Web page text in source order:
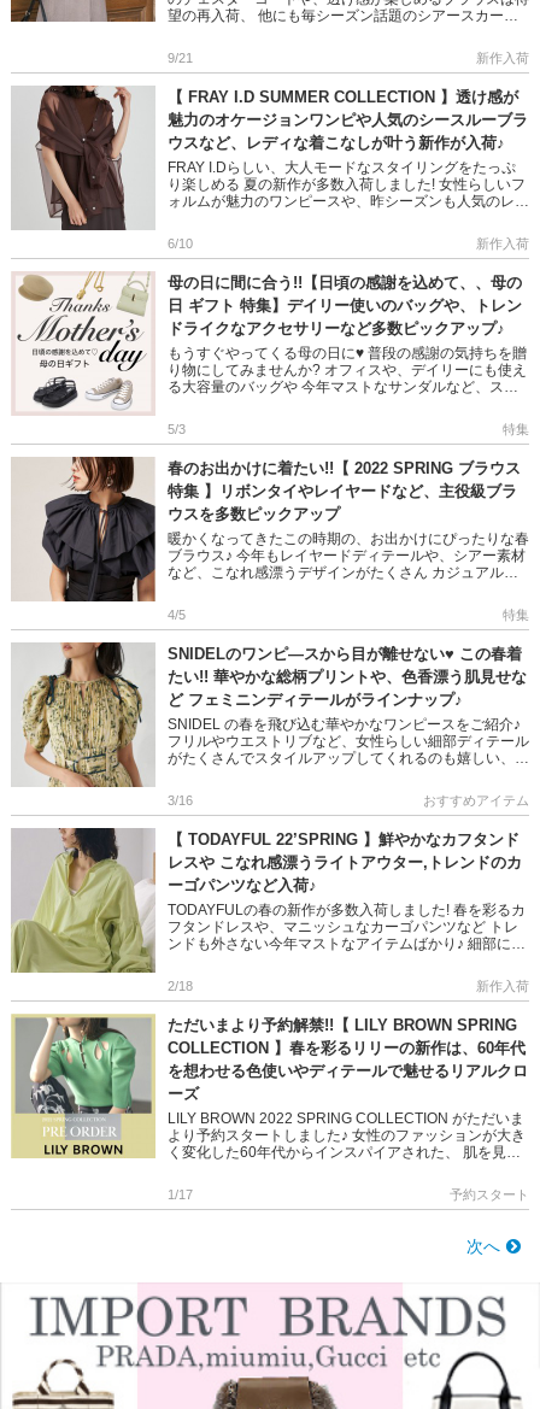
望の再入荷、 他にも毎シーズン話題のシアースカート
ップして […]
9/21 新作入荷
【 FRAY I.D SUMMER COLLECTION 】透け感が
魅力のオケージョンワンピや人気のシースルーブラ
ウスなど、レディな着こなしが叶う新作が入荷♪
FRAY I.Dらしい、大人モードなスタイリングをたっぷ
り楽しめる 夏の新作が多数入荷しました! 女性らしいフ
ォルムが魅力のワンピースや、昨シーズンも人気のレイ
などといっ […]
6/10 新作入荷
母の日に間に合う!!【日頃の感謝を込めて、、母の
日 ギフト 特集】デイリー使いのバッグや、トレン
ドライクなアクセサリーなど多数ピックアップ♪
もうすぐやってくる母の日に♥ 普段の感謝の気持ちを贈
り物にしてみませんか? オフィスや、デイリーにも使え
る大容量のバッグや 今年マストなサンダルなど、スタ
アクセサリー、グ […]
5/3 特集
春のお出かけに着たい!!【 2022 SPRING ブラウス
特集 】リボンタイやレイヤードなど、主役級ブラ
ウスを多数ピックアップ
暖かくなってきたこの時期の、お出かけにぴったりな春
ブラウス♪ 今年もレイヤードディテールや、シアー素材
など、こなれ感漂うデザインがたくさん カジュアルダ
にしてくれ コーデ […]
4/5 特集
SNIDELのワンピ―スから目が離せない♥ この春着
たい!! 華やかな総柄プリントや、色香漂う肌見せな
ど フェミニンディテールがラインナップ♪
SNIDEL の春を飛び込む華やかなワンピースをご紹介♪
フリルやウエストリブなど、女性らしい細部ディテール
がたくさんでスタイルアップしてくれるのも嬉しい、1
い!! ＞＞ […]
3/16 おすすめアイテム
【 TODAYFUL 22’SPRING 】鮮やかなカフタンド
レスや こなれ感漂うライトアウター,トレンドのカ
ーゴパンツなど入荷♪
TODAYFULの春の新作が多数入荷しました! 春を彩るカ
フタンドレスや、マニッシュなカーゴパンツなど トレ
ンドも外さない今年マストなアイテムばかり♪ 細部にま
タイルが叶 […]
2/18 新作入荷
ただいまより予約解禁!!【 LILY BROWN SPRING
COLLECTION 】春を彩るリリーの新作は、60年代
を想わせる色使いやディテールで魅せるリアルクロ
ーズ
LILY BROWN 2022 SPRING COLLECTION がただいま
より予約スタートしました♪ 女性のファッションが大き
く変化した60年代からインスパイアされた、 肌を見せ
1/17 予約スタート
次へ